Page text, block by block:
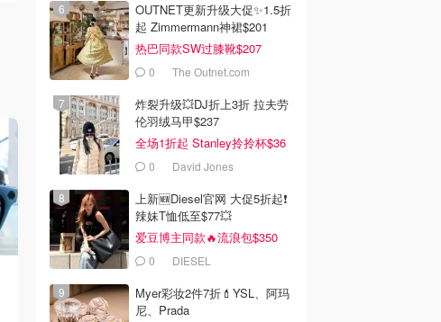
OUTNET更新升级大促✨1.5折
起 Zimmermann神裙$201
热巴同款SW过膝靴$207
0 The Outnet.com
炸裂升级💥DJ折上3折 拉夫劳
伦羽绒马甲$237
全场1折起 Stanley拎拎杯$36
0 David Jones
上新🆕Diesel官网 大促5折起❗️
辣妹T恤低至$77💥
爱豆博主同款🔥流浪包$350
0 DIESEL
Myer彩妆2件7折💄YSL、阿玛
尼、Prada